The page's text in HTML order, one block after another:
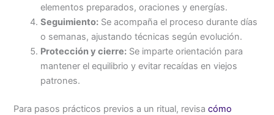
elementos preparados, oraciones y energías.
Seguimiento: Se acompaña el proceso durante días
o semanas, ajustando técnicas según evolución.
Protección y cierre: Se imparte orientación para
mantener el equilibrio y evitar recaídas en viejos
patrones.
Para pasos prácticos previos a un ritual, revisacómo